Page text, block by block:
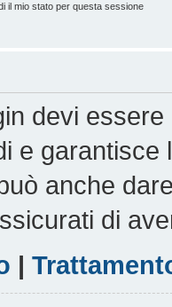
il mio stato per questa sessione
devi
e garantisce
anche
di
|